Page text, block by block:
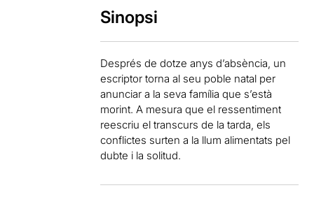
Sinopsi
Després de dotze anys d’absència, un
escriptor torna al seu poble natal per
anunciar a la seva família que s’està
morint. A mesura que el ressentiment
reescriu el transcurs de la tarda, els
conflictes surten a la llum alimentats pel
dubte i la solitud.